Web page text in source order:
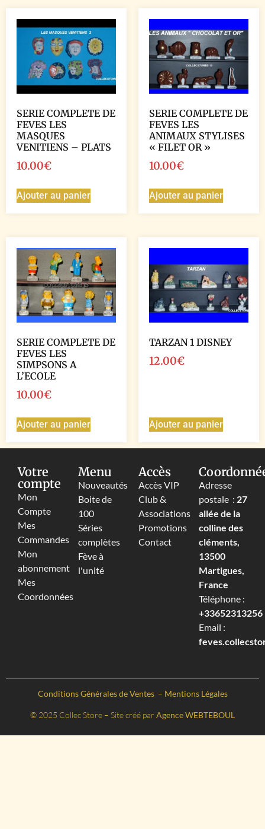
SERIE COMPLETE DE
FEVES LES
MASQUES
VENITIENS – PLATS
10.00€
Ajouter au panier
SERIE COMPLETE DE
FEVES LES
ANIMAUX STYLISES
« FILET OR »
10.00€
Ajouter au panier
SERIE COMPLETE DE
FEVES LES
SIMPSONS A
L’ECOLE
10.00€
Ajouter au panier
TARZAN 1 DISNEY
12.00€
Ajouter au panier
Votre
compte
Mon
Compte
Mes
Commandes
Mon
abonnement
Mes
Coordonnées
Menu
Nouveautés
Boite de
100
Séries
complètes
Fève à
l'unité
Accès
Accès VIP
Club &
Associations
Promotions
Contact
Adresse
postale : 27
allée de la
colline des
cléments,
13500
Martigues,
France
Téléphone :
+33652313256‬
Email :
Conditions Générales de Ventes – Mentions Légales
© 2025 Collec Store – Site créé par Agence WEBTEBOUL